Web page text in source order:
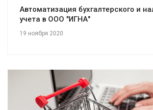
Автоматизация бухгалтерского и
учета в ООО "ИГНА"
19 ноября 2020